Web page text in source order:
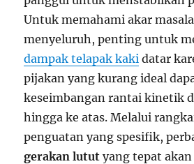
Untuk memahami akar
menyeluruh, penting untuk
dampak telapak kaki datar
pijakan yang kurang ideal
keseimbangan rantai kinetik
hingga ke atas. Melalui
penguatan yang spesifik,
gerakan lutut yang tepat